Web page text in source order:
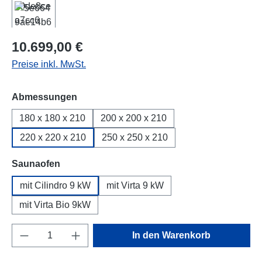
Regulärer Preis:
10.699,00 €
Preise inkl. MwSt.
Abmessungen
180 x 180 x 210
200 x 200 x 210
220 x 220 x 210
250 x 250 x 210
Saunaofen
mit Cilindro 9 kW
mit Virta 9 kW
mit Virta Bio 9kW
Produkt Anzahl: Gib den gewünschten
In den Warenkorb